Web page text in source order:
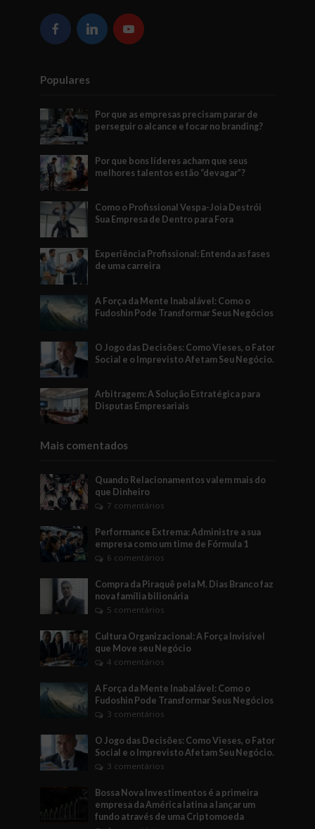
Populares
Por que as empresas precisam parar de
perseguir o alcance e focar no branding?
Por que bons líderes acham que seus
melhores talentos estão “devagar”?
Como o Profissional Vespa-Joia Destrói
Sua Empresa de Dentro para Fora
Experiência Profissional: Entenda as fases
de uma carreira
A Força da Mente Inabalável: Como o
Fudoshin Pode Transformar Seus Negócios
O Jogo das Decisões: Como Vieses, o Fator
Social e o Imprevisto Afetam Seu Negócio.
Arbitragem: A Solução Estratégica para
Disputas Empresariais
Mais comentados
Quando Relacionamentos valem mais do
que Dinheiro
7 comentários
Performance Extrema: Administre a sua
empresa como um time de Fórmula 1
6 comentários
Compra da Piraquê pela M. Dias Branco faz
nova família bilionária
5 comentários
Cultura Organizacional: A Força Invisível
que Move seu Negócio
4 comentários
A Força da Mente Inabalável: Como o
Fudoshin Pode Transformar Seus Negócios
3 comentários
O Jogo das Decisões: Como Vieses, o Fator
Social e o Imprevisto Afetam Seu Negócio.
3 comentários
Bossa Nova Investimentos é a primeira
empresa da América latina a lançar um
fundo através de uma Criptomoeda